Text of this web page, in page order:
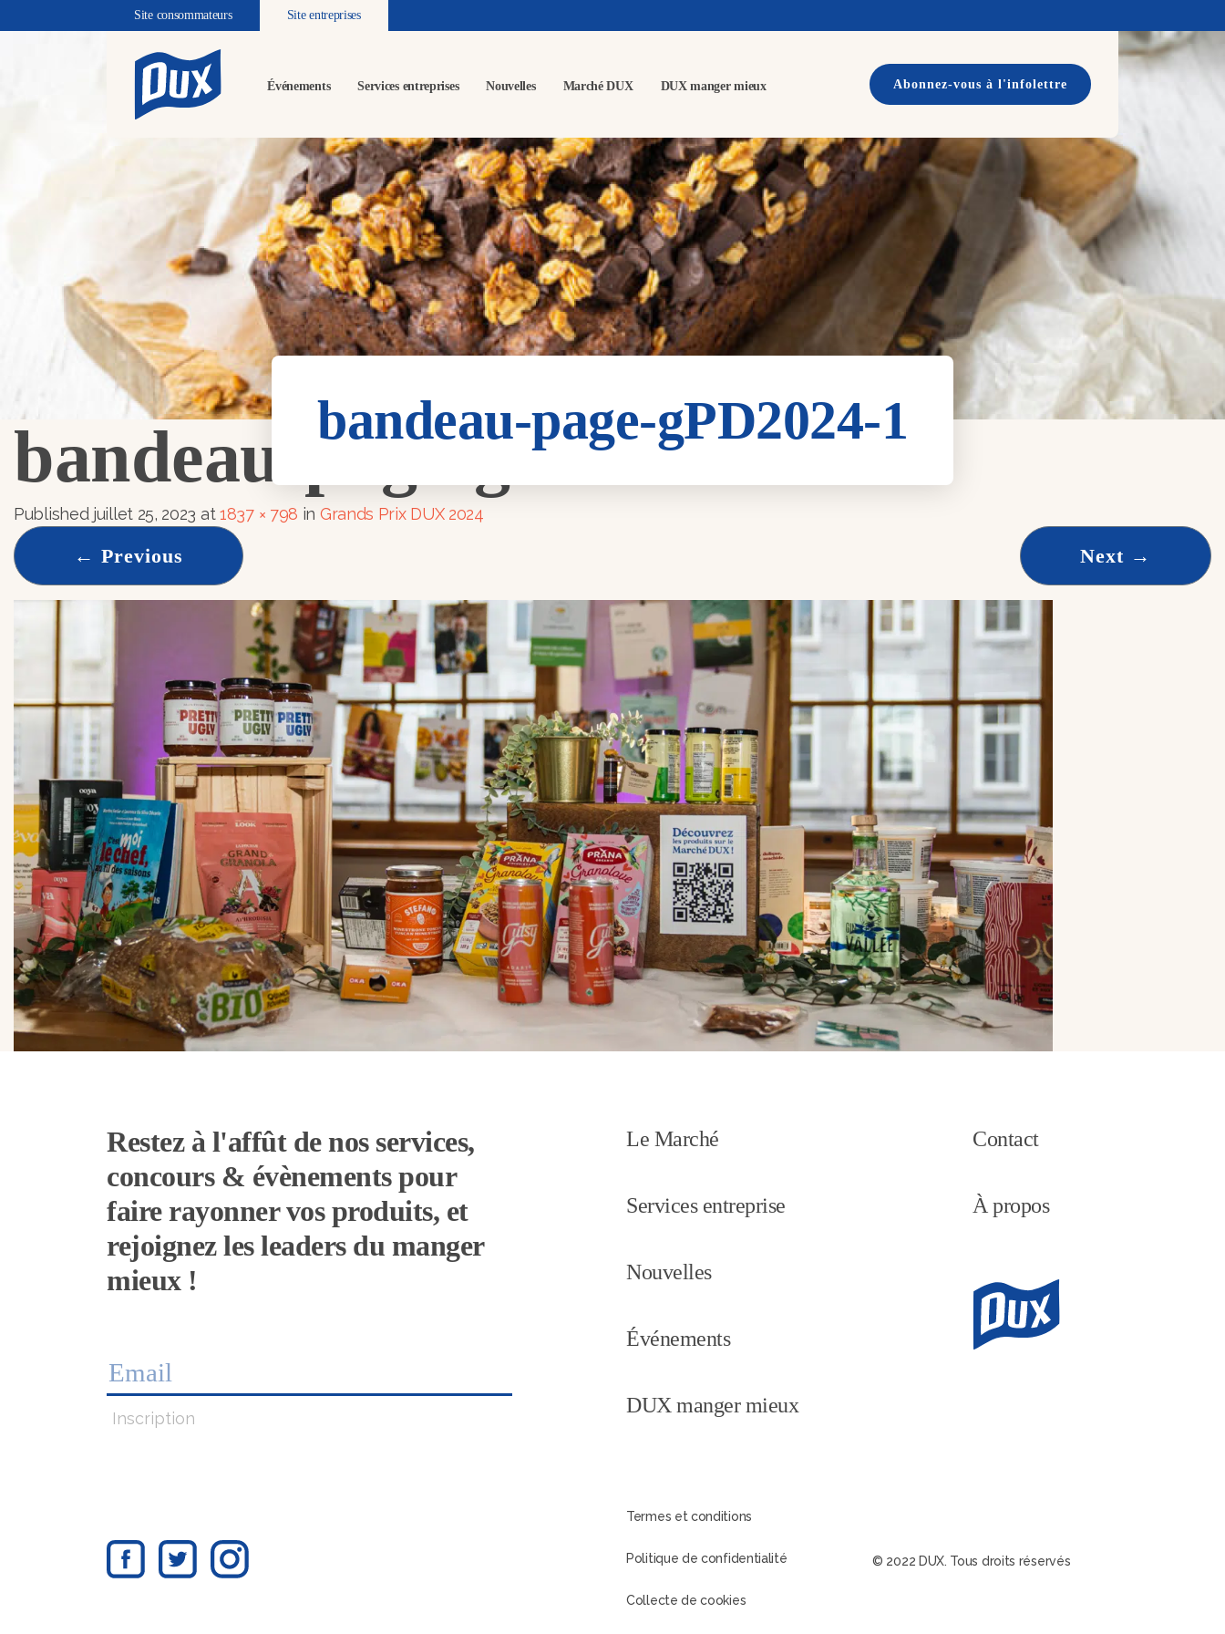
Site consommateurs Site entreprises
Événements Services entreprises Nouvelles Marché DUX DUX manger mieux Abonnez-vous à l'infolettre
bandeau-page-gPD2024-1
bandeau-page-gPD2024-1
Published juillet 25, 2023 at1837 × 798 in Grands Prix DUX 2024
← Previous Next →
Restez à l'affût de nos services,
concours & évènements pour
faire rayonner vos produits, et
rejoignez les leaders du manger
mieux !
Inscription
Le Marché
Services entreprise
Nouvelles
Événements
DUX manger mieux
Contact
À propos
Termes et conditions
Politique de confidentialité
Collecte de cookies
© 2022 DUX. Tous droits réservés